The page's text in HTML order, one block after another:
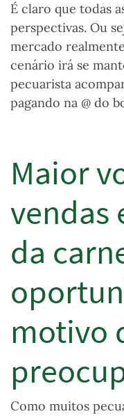
É claro que todas
perspectivas. Ou
mercado
cenário irá se
pecuarista
pagando na @ do
Maior
vendas
da
motivo
Como muitos